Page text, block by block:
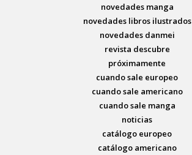
novedades manga
novedades libros ilustrados
novedades danmei
revista descubre
próximamente
cuando sale europeo
cuando sale americano
cuando sale manga
noticias
catálogo europeo
catálogo americano